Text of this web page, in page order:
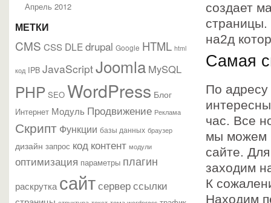
Апрель 2012
МЕТКИ
CMS CSS DLEdrupal Google HTML html
код IPB JavaScriptJoomla MySQL
PHP SEO WordPress Блог
Интернет Модуль Продвижение Реклама
Скрипт Функции базы данных браузер
дизайн запрос код контент модули
оптимизация параметры плагин
раскрутка сайтсерверссылки
создает
страницы.
на2д
Самая
По
час. Все
мы можем
сайте.
заходим
К
Находим